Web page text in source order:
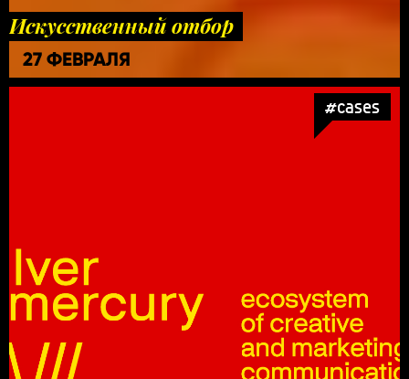
Искусственный отбор
27 ФЕВРАЛЯ
#cases